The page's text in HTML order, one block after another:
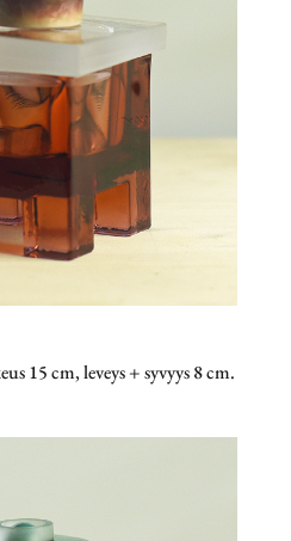
15 cm, leveys + syvyys 8 cm.